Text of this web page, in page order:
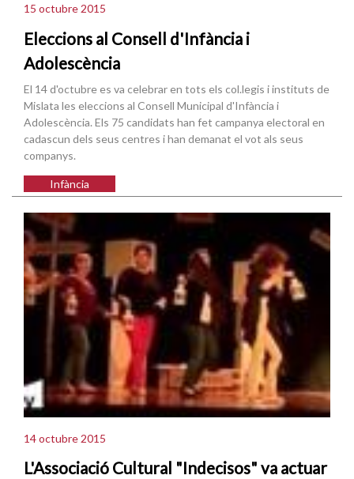
15 octubre 2015
Eleccions al Consell d'Infància i
Adolescència
El 14 d'octubre es va celebrar en tots els col.legis i instituts de
Mislata les eleccions al Consell Municipal d'Infància i
Adolescència. Els 75 candidats han fet campanya electoral en
cadascun dels seus centres i han demanat el vot als seus
companys.
Infància
14 octubre 2015
L'Associació Cultural "Indecisos" va actuar